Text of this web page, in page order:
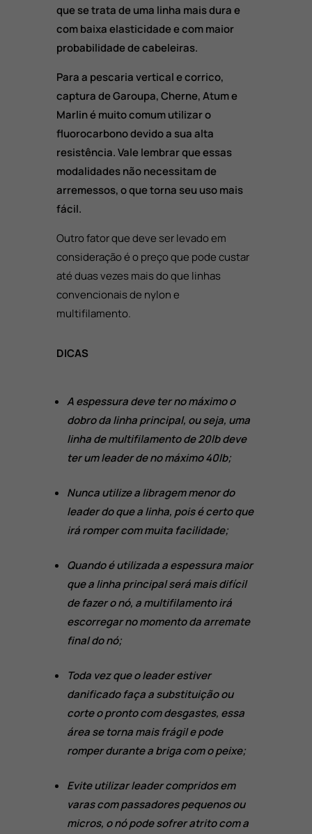
que se trata de uma linha mais dura e
com baixa elasticidade e com maior
probabilidade de cabeleiras.
Para a pescaria vertical e corrico,
captura de Garoupa, Cherne, Atum e
Marlin é muito comum utilizar o
fluorocarbono devido a sua alta
resistência. Vale lembrar que essas
modalidades não necessitam de
arremessos, o que torna seu uso mais
fácil.
Outro fator que deve ser levado em
consideração é o preço que pode custar
até duas vezes mais do que linhas
convencionais de nylon e
multifilamento.
DICAS
A espessura deve ter no máximo o
dobro da linha principal, ou seja, uma
linha de multifilamento de 20lb deve
ter um leader de no máximo 40lb;
Nunca utilize a libragem menor do
leader do que a linha, pois é certo que
irá romper com muita facilidade;
Quando é utilizada a espessura maior
que a linha principal será mais difícil
de fazer o nó, a multifilamento irá
escorregar no momento da arremate
final do nó;
Toda vez que o leader estiver
danificado faça a substituição ou
corte o pronto com desgastes, essa
área se torna mais frágil e pode
romper durante a briga com o peixe;
Evite utilizar leader compridos em
varas com passadores pequenos ou
micros, o nó pode sofrer atrito com a